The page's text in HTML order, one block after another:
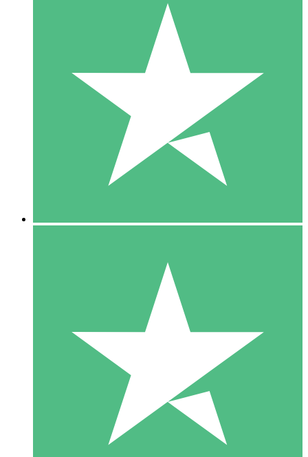
Paquetes de Créditos Individuales
Paga según el uso con créditos de descarga. Sin compromiso
10 00
10 Descargas
20 00